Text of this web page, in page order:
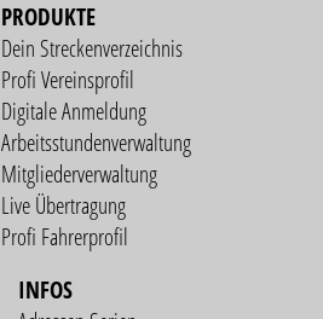
PRODUKTE
Dein Streckenverzeichnis
Profi Vereinsprofil
Digitale Anmeldung
Arbeitsstundenverwaltung
Mitgliederverwaltung
Live Übertragung
Profi Fahrerprofil
INFOS